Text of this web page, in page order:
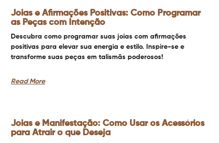
Joias e Afirmações Positivas: Como Programar
as Peças com Intenção
Descubra como programar suas joias com afirmações
positivas para elevar sua energia e estilo. Inspire-se e
transforme suas peças em talismãs poderosos!
Read More
Joias e Manifestação: Como Usar os Acessórios
para Atrair o que Deseja